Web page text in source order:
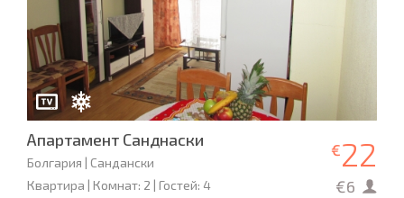
Апартамент Санднаски
Болгария | Сандански
Квартира | Комнат: 2 | Гостей: 4
€22
€6